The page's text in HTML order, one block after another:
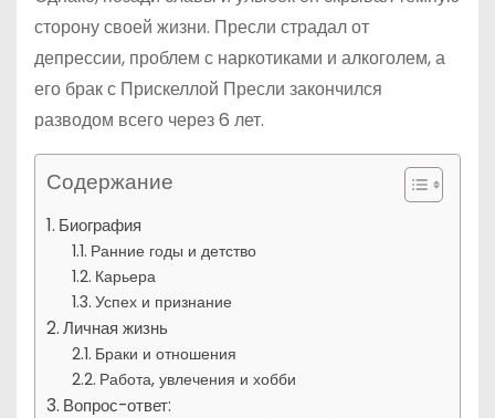
сторону своей жизни. Пресли страдал от
депрессии, проблем с наркотиками и алкоголем, а
его брак с Прискеллой Пресли закончился
разводом всего через 6 лет.
Содержание
Биография
Ранние годы и детство
Карьера
Успех и признание
Личная жизнь
Браки и отношения
Работа, увлечения и хобби
Вопрос-ответ: